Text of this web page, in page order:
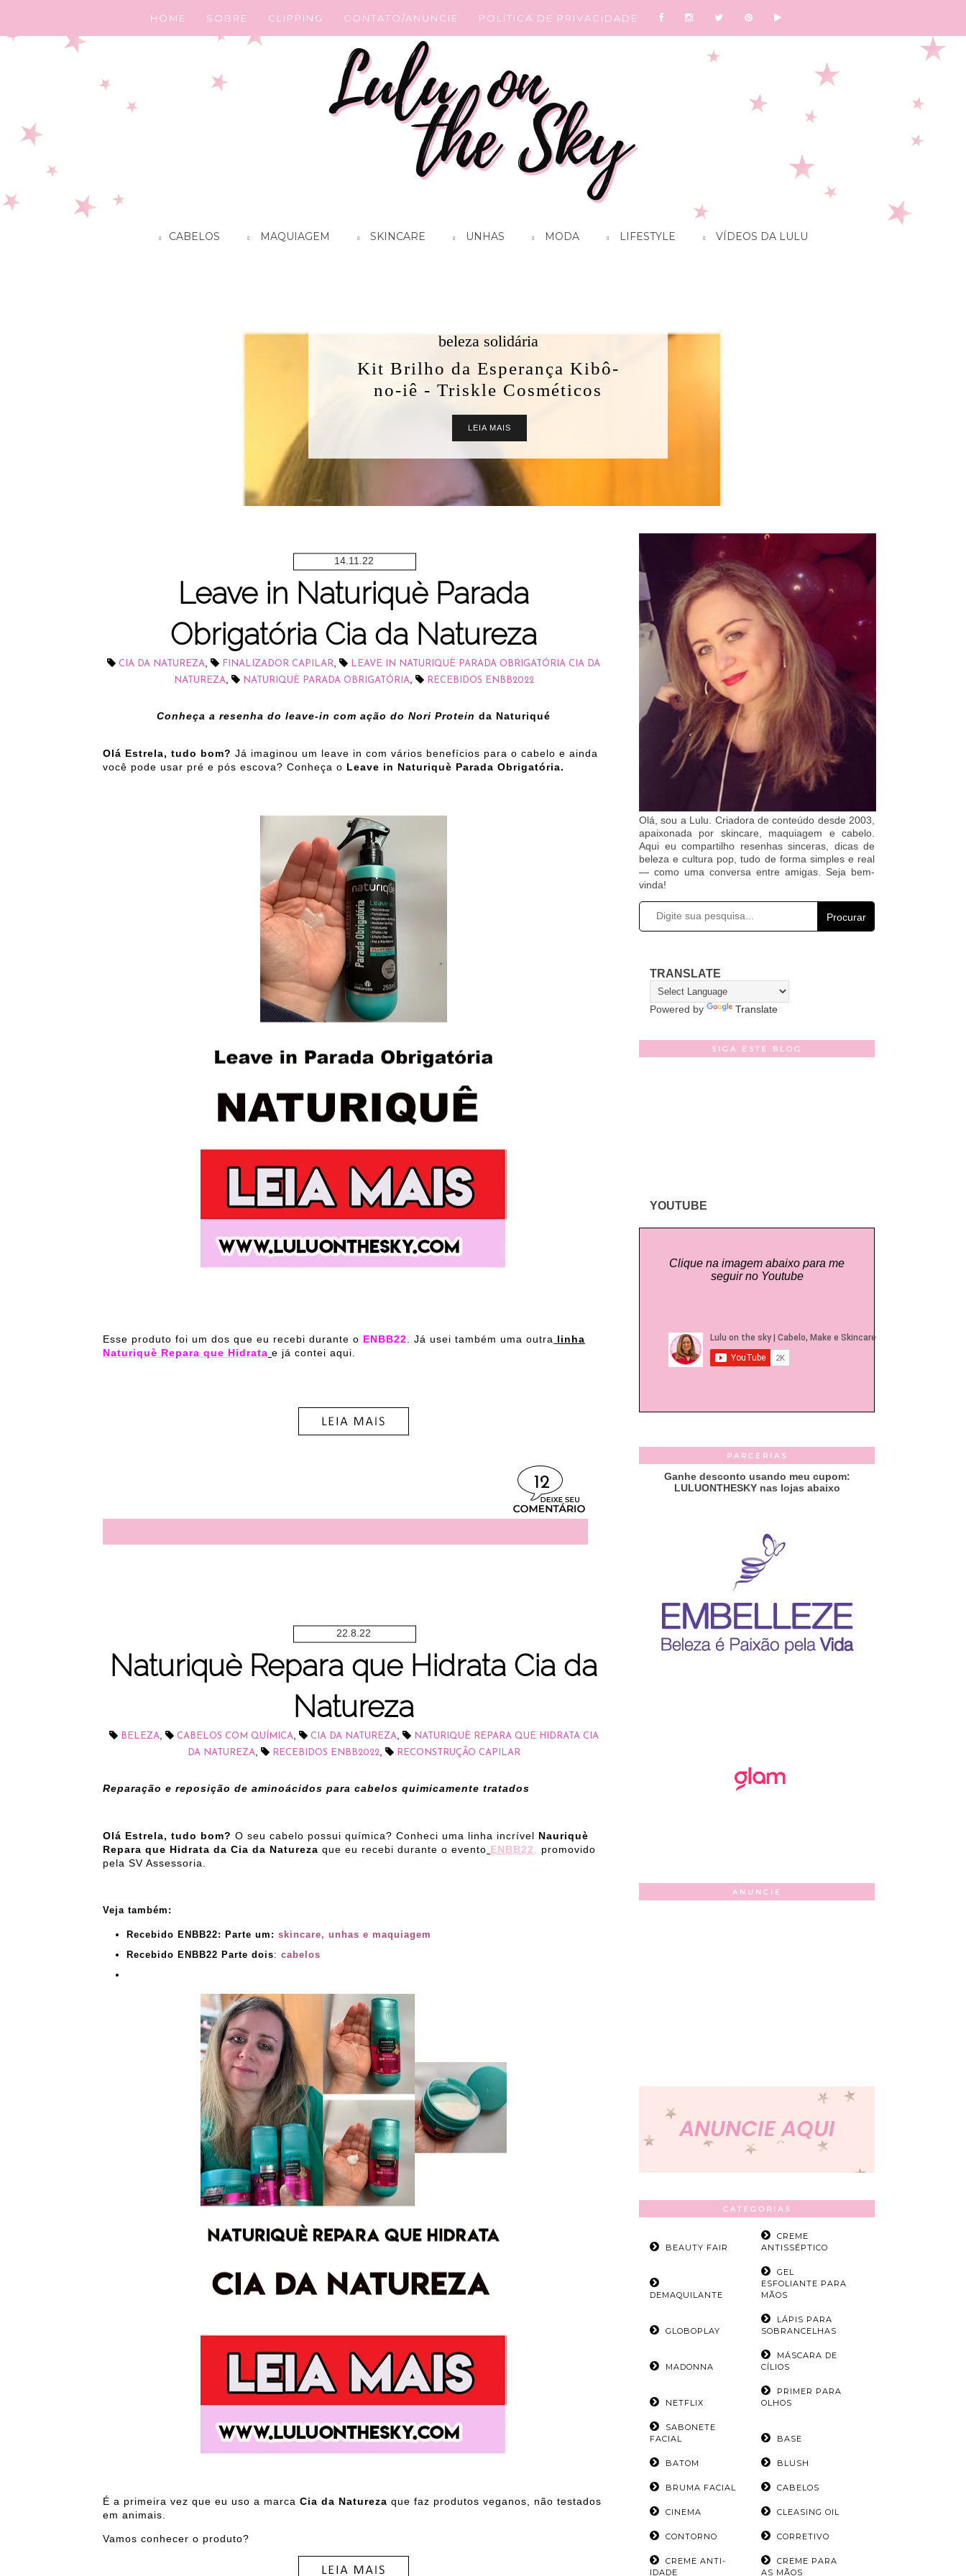
HOME SOBRE CLIPPING CONTATO/ANUNCIE POLÍTICA DE PRIVACIDADE
CABELOS MAQUIAGEM SKINCARE UNHAS MODA LIFESTYLE VÍDEOS DA LULU
beleza solidária
Kit Brilho da Esperança Kibô-
no-iê - Triskle Cosméticos
LEIA MAIS
14.11.22
Leave in Naturiquè Parada
Obrigatória Cia da Natureza
CIA DA NATUREZA FINALIZADOR CAPILAR
LEAVE IN NATURIQUÈ PARADA OBRIGATÓRIA CIA DA
NATUREZA
NATURIQUÈ PARADA OBRIGATÓRIA RECEBIDOS ENBB2022
Conheça a resenha do leave-in com ação do Nori Protein da Naturiqué
Olá Estrela, tudo bom? Já imaginou um leave in com vários benefícios para o cabelo e ainda
você pode usar pré e pós escova? Conheça o Leave in Naturiquè Parada Obrigatória.
Esse produto foi um dos que eu recebi durante o ENBB22 . Já usei também uma outra linha
Naturiquè Repara que Hidrata e já contei aqui.
12
22.8.22
Naturiquè Repara que Hidrata Cia da
Natureza
BELEZA CABELOS COM QUÍMICA CIA DA NATUREZA
NATURIQUÈ REPARA QUE HIDRATA CIA
DA NATUREZA
RECEBIDOS ENBB2022 RECONSTRUÇÃO CAPILAR
Reparação e reposição de aminoácidos para cabelos quimicamente tratados
Olá Estrela, tudo bom? O seu cabelo possui química? Conheci uma linha incrível Nauriquè
Repara que Hidrata da Cia da Natureza que eu recebi durante o evento ENBB22
promovido
pela SV Assessoria.
Veja também:
Recebido ENBB22: Parte um: skincare, unhas e maquiagem
Recebido ENBB22 Parte dois: cabelos
É a primeira vez que eu uso a marca Cia da Natureza que faz produtos veganos, não testados
em animais.
Vamos conhecer o produto?
Olá, sou a Lulu. Criadora de conteúdo desde 2003,
apaixonada por skincare, maquiagem e cabelo.
Aqui eu compartilho resenhas sinceras, dicas de
beleza e cultura pop, tudo de forma simples e real
— como uma conversa entre amigas. Seja bem-
vinda!
Procurar
TRANSLATE
Powered by Translate
SIGA ESTE BLOG
YOUTUBE
Clique na imagem abaixo para me
seguir no Youtube
PARCERIAS
Ganhe desconto usando meu cupom:
LULUONTHESKY nas lojas abaixo
ANUNCIE
CATEGORIAS
BEAUTY FAIR
CREME
ANTISSÉPTICO
DEMAQUILANTE
GEL
ESFOLIANTE PARA
MÃOS
GLOBOPLAY
LÁPIS PARA
SOBRANCELHAS
MADONNA
MÁSCARA DE
CÍLIOS
NETFLIX
PRIMER PARA
OLHOS
SABONETE
FACIAL
BASE
BATOM BLUSH
BRUMA FACIAL CABELOS
CINEMA CLEASING OIL
CONTORNO CORRETIVO
CREME ANTI-
IDADE
CREME PARA
AS MÃOS